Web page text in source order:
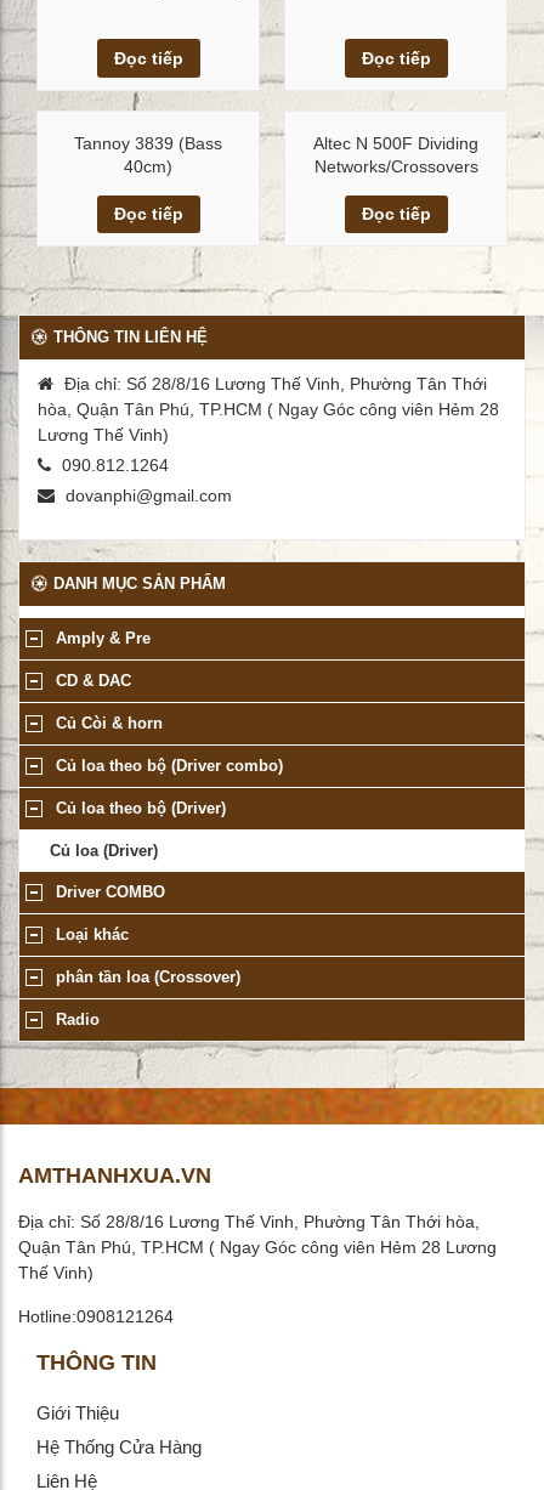
Xem chi tiết
Đọc tiếp
Xem chi tiết
Đọc tiếp
Xem chi tiết
Tannoy 3839 (Bass
40cm)
Đọc tiếp
Xem chi tiết
Altec N 500F Dividing
Networks/Crossovers
Đọc tiếp
THÔNG TIN LIÊN HỆ
Địa chỉ: Số 28/8/16 Lương Thế Vinh, Phường Tân Thới
hòa, Quận Tân Phú, TP.HCM ( Ngay Góc công viên Hẻm 28
Lương Thế Vinh)
090.812.1264
dovanphi@gmail.com
DANH MỤC SẢN PHẨM
Amply & Pre
CD & DAC
Củ Còi & horn
Củ loa theo bộ (Driver combo)
Củ loa theo bộ (Driver)
Củ loa (Driver)
Driver COMBO
Loại khác
phân tần loa (Crossover)
Radio
AMTHANHXUA.VN
Địa chỉ: Số 28/8/16 Lương Thế Vinh, Phường Tân Thới hòa,
Quận Tân Phú, TP.HCM ( Ngay Góc công viên Hẻm 28 Lương
Thế Vinh)
Hotline:0908121264
THÔNG TIN
Giới Thiệu
Hệ Thống Cửa Hàng
Liên Hệ